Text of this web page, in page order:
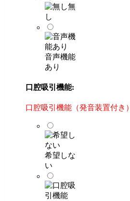
無
し
音声機能
あり
口腔吸引機能:
口腔吸引機能（発音装置付き）
希望しな
い